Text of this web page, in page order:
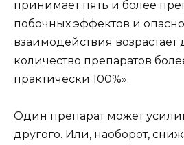
принимает пять и более
побочных эффектов и
взаимодействия возрастает
количество препаратов
практически 100%».
Один препарат может
другого. Или, наоборот,